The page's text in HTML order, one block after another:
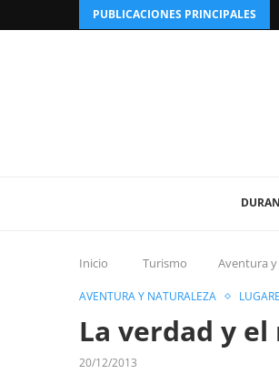
PUBLICACIONES PRINCIPALES
Inicio Turismo Aventura
AVENTURA Y NATURALEZA
La verdad y el
20/12/2013